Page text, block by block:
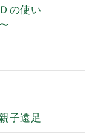
の使い
子遠足